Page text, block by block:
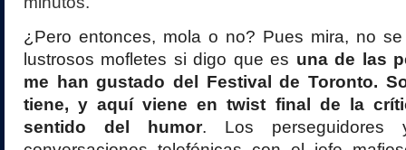
¿Pero entonces, mola o no? Pues mira, no
lustrosos mofletes si digo que es una de las
me han gustado del Festival de Toronto.
tiene, y aquí viene en twist final de la
sentido del humor. Los perseguidores